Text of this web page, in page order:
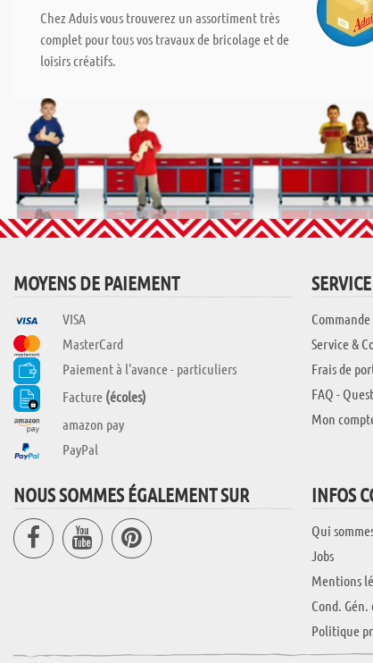
Chez Aduis vous trouverez un assortiment très
complet pour tous vos travaux de bricolage et de
loisirs créatifs.
MOYENS DE PAIEMENT
VISA
MasterCard
Paiement à l'avance - particuliers
Facture (écoles)
amazon pay
PayPal
Service &
Frais de
FAQ -
Mon
NOUS SOMMES ÉGALEMENT SUR INFOS
Qui
Jobs
Mentions
Cond. Gén.
Politique